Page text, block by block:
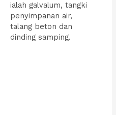
ialah galvalum, tangki
penyimpanan air,
talang beton dan
dinding samping.